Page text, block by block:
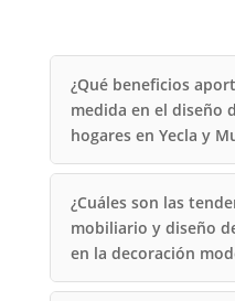
¿Qué beneficios
medida en el diseño
hogares en Yecla y
¿Cuáles son las
mobiliario y diseño
en la decoración